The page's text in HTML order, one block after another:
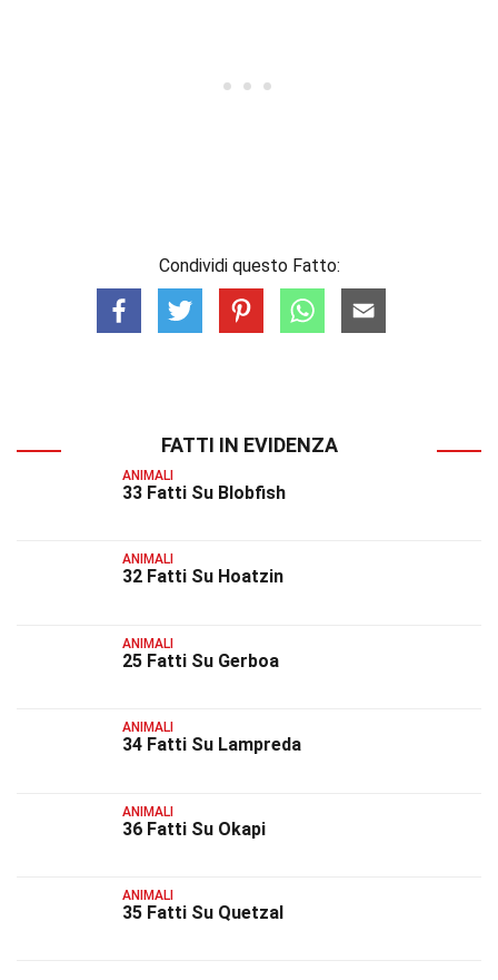
Condividi questo Fatto:
FATTI IN EVIDENZA
ANIMALI
33 Fatti Su Blobfish
ANIMALI
32 Fatti Su Hoatzin
ANIMALI
25 Fatti Su Gerboa
ANIMALI
34 Fatti Su Lampreda
ANIMALI
36 Fatti Su Okapi
ANIMALI
35 Fatti Su Quetzal